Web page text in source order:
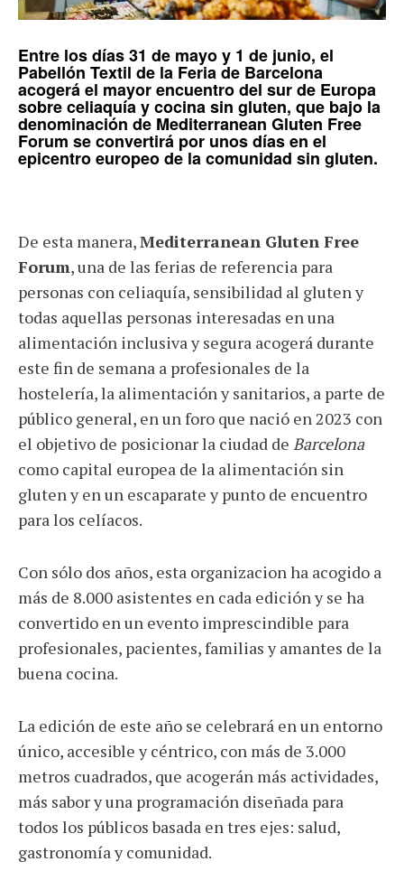
Entre los días 31 de mayo y 1 de junio, el
Pabellón Textil de la Feria de Barcelona
acogerá el mayor encuentro del sur de Europa
sobre celiaquía y cocina sin gluten, que bajo la
denominación de Mediterranean Gluten Free
Forum se convertirá por unos díasen el
epicentro europeo de la comunidad sin gluten.
De esta manera,Mediterranean Gluten Free
Forum, una de las ferias de referencia para
personas con celiaquía, sensibilidad al gluten y
todas aquellas personas interesadas en una
alimentación inclusiva y segura acogerá durante
este fin de semana a profesionales de la
hostelería, la alimentación y sanitarios, a parte de
público general, en un foro que nació en 2023 con
el objetivo de posicionar la ciudad de Barcelona
como capital europea de la alimentación sin
gluten y en un escaparate y punto de encuentro
para los celíacos.
Con sólo dos años, esta organizacion ha acogido a
más de 8.000 asistentes en cada edición y se ha
convertido en un evento imprescindible para
profesionales, pacientes, familias y amantes de la
buena cocina.
La edición de este año se celebrará en un entorno
único, accesible y céntrico, con más de 3.000
metros cuadrados, que acogerán más actividades,
más sabor y una programación diseñada para
todos los públicos basada en tres ejes: salud,
gastronomía y comunidad.